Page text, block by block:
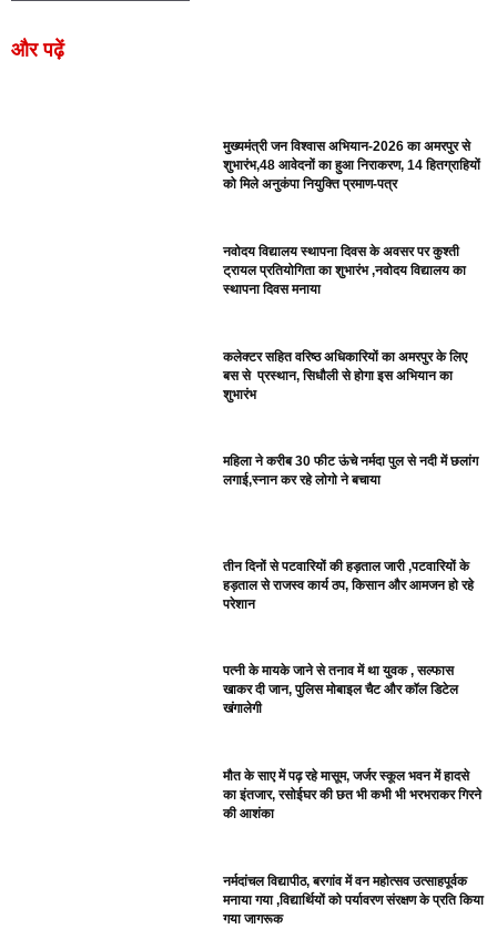
और पढ़ें
मुख्यमंत्री जन विश्वास अभियान-2026 का अमरपुर से
शुभारंभ,48 आवेदनों का हुआ निराकरण, 14 हितग्राहियों
को मिले अनुकंपा नियुक्ति प्रमाण-पत्र
नवोदय विद्यालय स्थापना दिवस के अवसर पर कुश्ती
ट्रायल प्रतियोगिता का शुभारंभ ,नवोदय विद्यालय का
स्थापना दिवस मनाया
कलेक्टर सहित वरिष्ठ अधिकारियों का अमरपुर के लिए
बस से प्रस्थान, सिधौली से होगा इस अभियान का
शुभारंभ
महिला ने करीब 30 फीट ऊंचे नर्मदा पुल से नदी में छलांग
लगाई,स्नान कर रहे लोगो ने बचाया
तीन दिनों से पटवारियों की हड़ताल जारी ,पटवारियों के
हड़ताल से राजस्व कार्य ठप, किसान और आमजन हो रहे
परेशान
पत्नी के मायके जाने से तनाव में था युवक , सल्फास
खाकर दी जान, पुलिस मोबाइल चैट और कॉल डिटेल
खंगालेगी
मौत के साए में पढ़ रहे मासूम, जर्जर स्कूल भवन में हादसे
का इंतजार, रसोईघर की छत भी कभी भी भरभराकर गिरने
की आशंका
नर्मदांचल विद्यापीठ, बरगांव में वन महोत्सव उत्साहपूर्वक
मनाया गया ,विद्यार्थियों को पर्यावरण संरक्षण के प्रति किया
गया जागरूक